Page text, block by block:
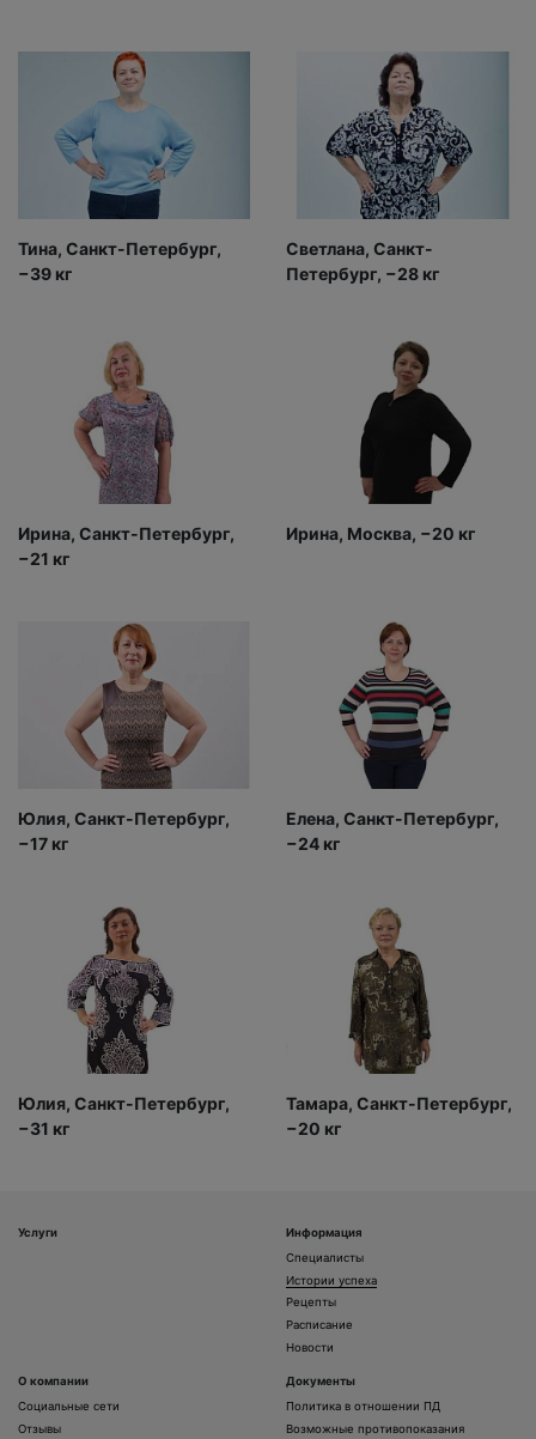
Тина, Санкт-Петербург,
−39 кг
Светлана, Санкт-
Петербург, −28 кг
Ирина, Санкт-Петербург,
−21 кг
Ирина, Москва, −20 кг
Юлия, Санкт-Петербург,
−17 кг
Елена, Санкт-Петербург,
−24 кг
Юлия, Санкт-Петербург,
−31 кг
Тамара, Санкт-Петербург,
−20 кг
Услуги
Информация
Специалисты
Истории успеха
Рецепты
Расписание
Новости
О компании
Социальные сети
Отзывы
Документы
Политика в отношении ПД
Возможные противопоказания